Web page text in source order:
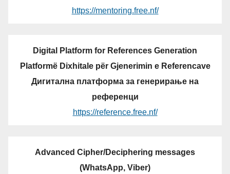
https://mentoring.free.nf/
Digital Platform for References Generation
Platformë Dixhitale për Gjenerimin e Referencave
Дигитална платформа за генерирање на
референци
https://reference.free.nf/
Advanced Cipher/Deciphering messages
(WhatsApp, Viber)